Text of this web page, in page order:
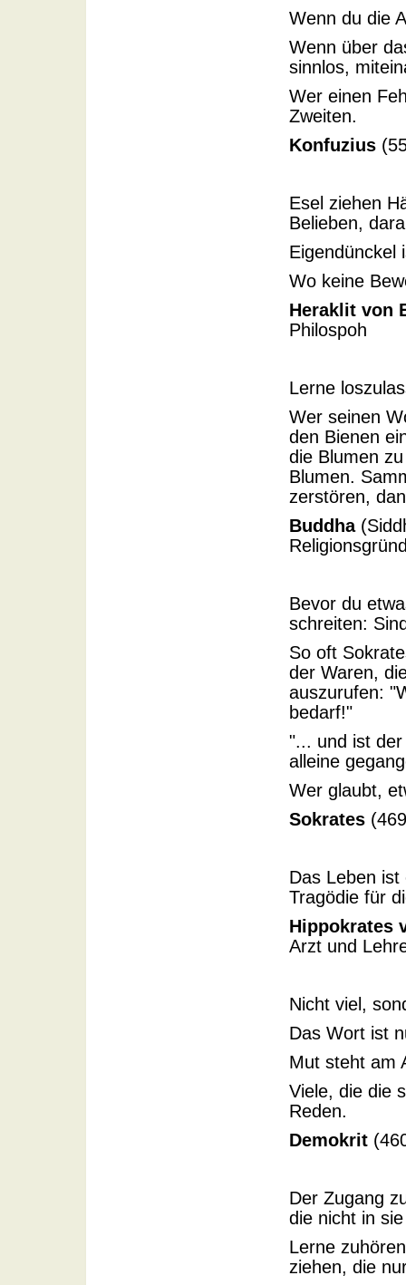
Wenn du die
Wenn über
sinnlos,
Wer einen
Zweiten.
Konfuzius
Esel ziehen
Belieben,
Wo keine
Heraklit von
Philospoh
Lerne
Wer seinen
den Bienen
die Blumen
Blumen.
zerstören,
Buddha
Bevor du
schreiten:
So oft
der Waren,
auszurufen:
bedarf!"
"... und ist
alleine
Wer glaubt,
Sokrates
Das Leben
Tragödie für
Hippokrates
Arzt und
Nicht viel,
Das Wort ist
Mut steht am
Viele, die die
Reden.
Demokrit
Der Zugang
die nicht in
Lerne
ziehen, die